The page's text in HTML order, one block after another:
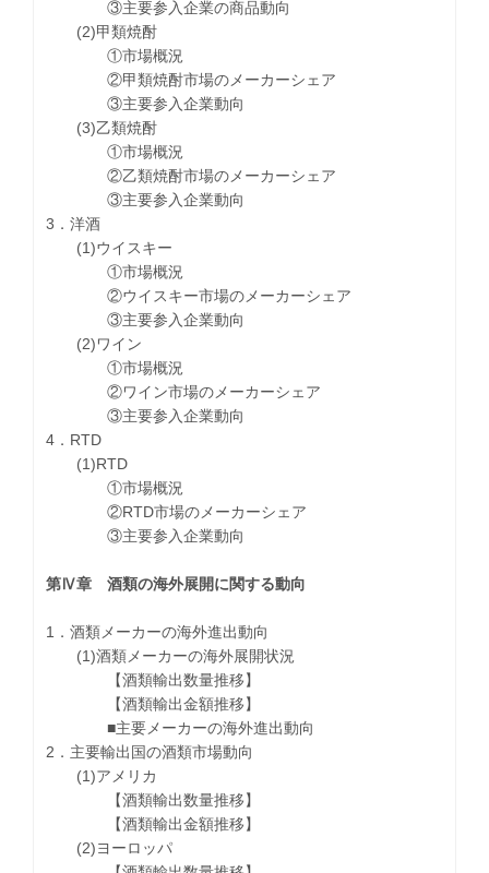
③主要参入企業の商品動向
(2)甲類焼酎
①市場概況
②甲類焼酎市場のメーカーシェア
③主要参入企業動向
(3)乙類焼酎
①市場概況
②乙類焼酎市場のメーカーシェア
③主要参入企業動向
3．洋酒
(1)ウイスキー
①市場概況
②ウイスキー市場のメーカーシェア
③主要参入企業動向
(2)ワイン
①市場概況
②ワイン市場のメーカーシェア
③主要参入企業動向
4．RTD
(1)RTD
①市場概況
②RTD市場のメーカーシェア
③主要参入企業動向
第Ⅳ章 酒類の海外展開に関する動向
1．酒類メーカーの海外進出動向
(1)酒類メーカーの海外展開状況
【酒類輸出数量推移】
【酒類輸出金額推移】
■主要メーカーの海外進出動向
2．主要輸出国の酒類市場動向
(1)アメリカ
【酒類輸出数量推移】
【酒類輸出金額推移】
(2)ヨーロッパ